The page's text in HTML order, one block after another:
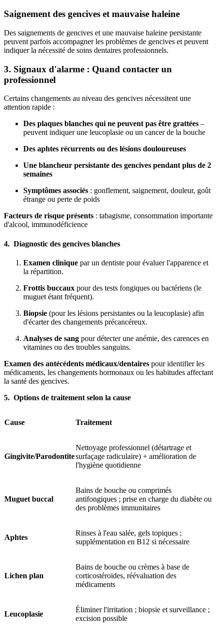
Saignement des gencives et mauvaise haleine
Des saignements de gencives et une mauvaise haleine persistante
peuvent parfois accompagner les problèmes de gencives et peuvent
indiquer la nécessité de soins dentaires professionnels.
3. Signaux d'alarme : Quand contacter un
professionnel
Certains changements au niveau des gencives nécessitent une
attention rapide :
Des plaques blanches qui ne peuvent pas être grattées –
peuvent indiquer une leucoplasie ou un cancer de la bouche
Des aphtes récurrents ou des lésions douloureuses
Une blancheur persistante des gencives pendant plus de 2
semaines
Symptômes associés : gonflement, saignement, douleur, goût
étrange ou perte de poids
Facteurs de risque présents : tabagisme, consommation importante
d'alcool, immunodéficience
4. Diagnostic des gencives blanches
Examen clinique par un dentiste pour évaluer l'apparence et
la répartition.
Frottis buccaux pour des tests fongiques ou bactériens (le
muguet étant fréquent).
Biopsie (pour les lésions persistantes ou la leucoplasie) afin
d'écarter des changements précancéreux.
Analyses de sang pour détecter une anémie, des carences en
vitamines ou des troubles sanguins.
Examen des antécédents médicaux/dentaires pour identifier les
médicaments, les changements hormonaux ou les habitudes affectant
la santé des gencives.
5. Options de traitement selon la cause
Cause Traitement
Gingivite/Parodontite
Nettoyage professionnel (détartrage et
surfaçage radiculaire) + amélioration de
l'hygiène quotidienne
Muguet buccal
Bains de bouche ou comprimés
antifongiques ; prise en charge du diabète ou
des problèmes immunitaires
Aphtes
Rinses à l'eau salée, gels topiques ;
supplémentation en B12 si nécessaire
Lichen plan
Bains de bouche ou crèmes à base de
corticostéroïdes, réévaluation des
médicaments
Leucoplasie
Éliminer l'irritation ; biopsie et surveillance ;
excision possible